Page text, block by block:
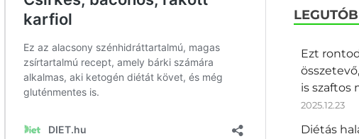
Ezt
is szaftos
2025.12.23
Diétás